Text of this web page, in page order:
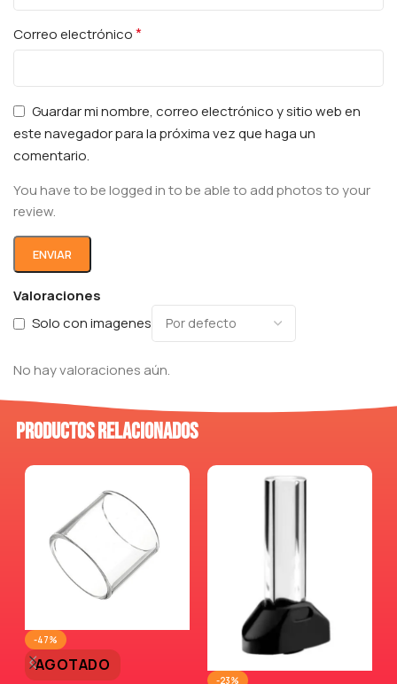
Valoraciones
Solo con imagenes
No hay valoraciones aún.
Correo electrónico*
Guardar mi nombre, correo electrónico y sitio web en
este navegador para la próxima vez que haga un
comentario.
You have to be logged in to be able to add photos to your
review.
Productos relacionados
-47%
AGOTADO
-23%